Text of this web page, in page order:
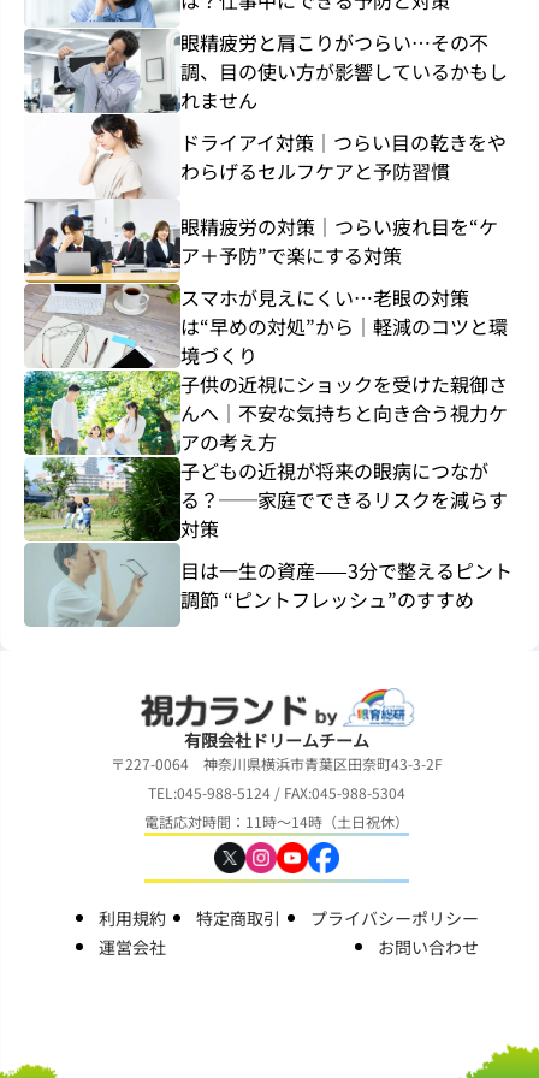
眼精疲労と肩こりがつらい…その不
調、目の使い方が影響しているかもし
れません
ドライアイ対策｜つらい目の乾きをや
わらげるセルフケアと予防習慣
眼精疲労の対策｜つらい疲れ目を“ケ
ア＋予防”で楽にする対策
スマホが見えにくい…老眼の対策
は“早めの対処”から｜軽減のコツと環
境づくり
子供の近視にショックを受けた親御さ
んへ｜不安な気持ちと向き合う視力ケ
アの考え方
子どもの近視が将来の眼病につなが
る？──家庭でできるリスクを減らす
対策
目は一生の資産——3分で整えるピント
調節 “ピントフレッシュ”のすすめ
有限会社ドリームチーム
〒227-0064 神奈川県横浜市青葉区田奈町43-3-2F
TEL:045-988-5124 / FAX:045-988-5304
電話応対時間：11時～14時（土日祝休）
利用規約 特定商取引
プライバシーポリシー
運営会社
お問い合わせ